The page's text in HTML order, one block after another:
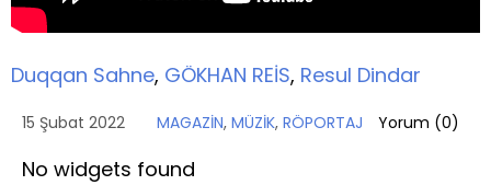
Duqqan Sahne, GÖKHAN REİS, Resul Dindar
15 Şubat 2022 MAGAZİN, MÜZİK, RÖPORTAJ Yorum (0)
No widgets found